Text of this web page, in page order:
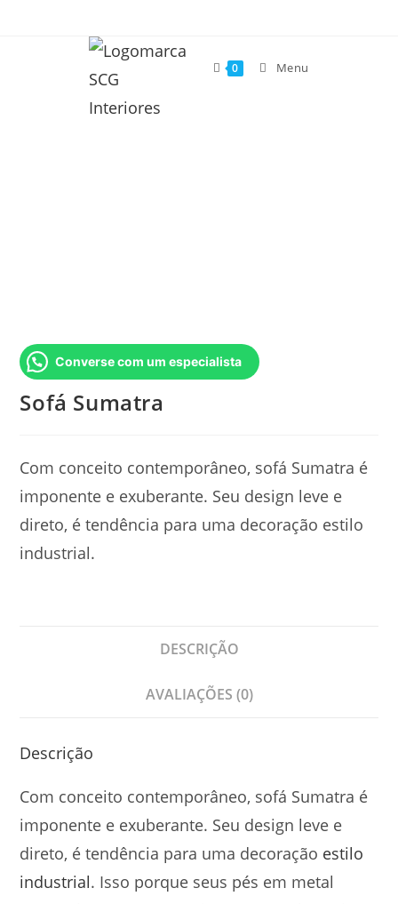
0 Menu
Converse com um especialista
Sofá Sumatra
Com conceito contemporâneo, sofá Sumatra é
imponente e exuberante. Seu design leve e
direto, é tendência para uma decoração estilo
industrial.
DESCRIÇÃO
AVALIAÇÕES (0)
Descrição
Com conceito contemporâneo, sofá Sumatra é
imponente e exuberante. Seu design leve e
direto, é tendência para uma decoração estilo
industrial. Isso porque seus pés em metal